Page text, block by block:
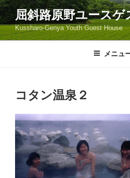
コ
ン
テ
ン
屈斜路原野ユース
Kussharo-Genya Youth Guest House
メニュ
コタン温泉２